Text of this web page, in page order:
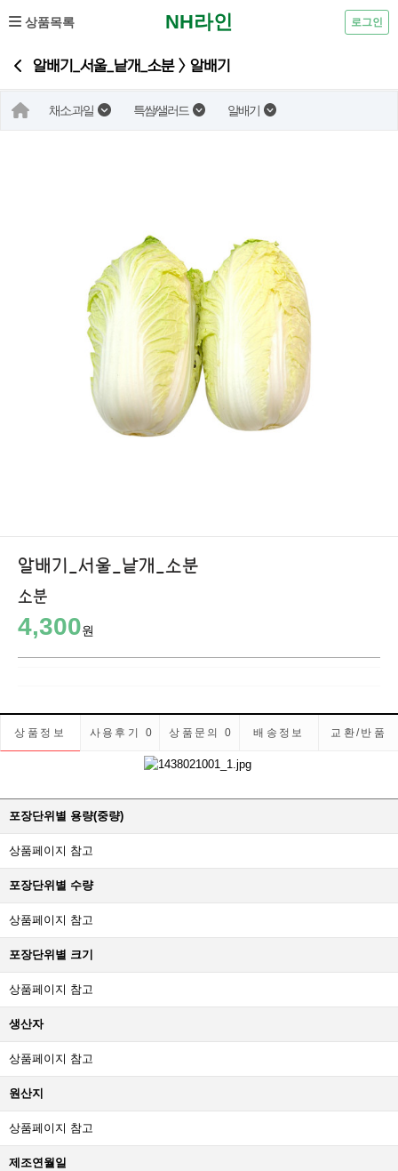
NH라인
상품목록 로그인
알배기_서울_낱개_소분 > 알배기
채소.과일 특쌈/샐러드 알배기
알배기_서울_낱개_소분
소분
4,300원
상품정보 사용후기 0 상품문의0 배송정보 교환/반품
포장단위별 용량(중량)
상품페이지 참고
포장단위별 수량
상품페이지 참고
포장단위별 크기
상품페이지 참고
생산자
상품페이지 참고
원산지
상품페이지 참고
제조연월일